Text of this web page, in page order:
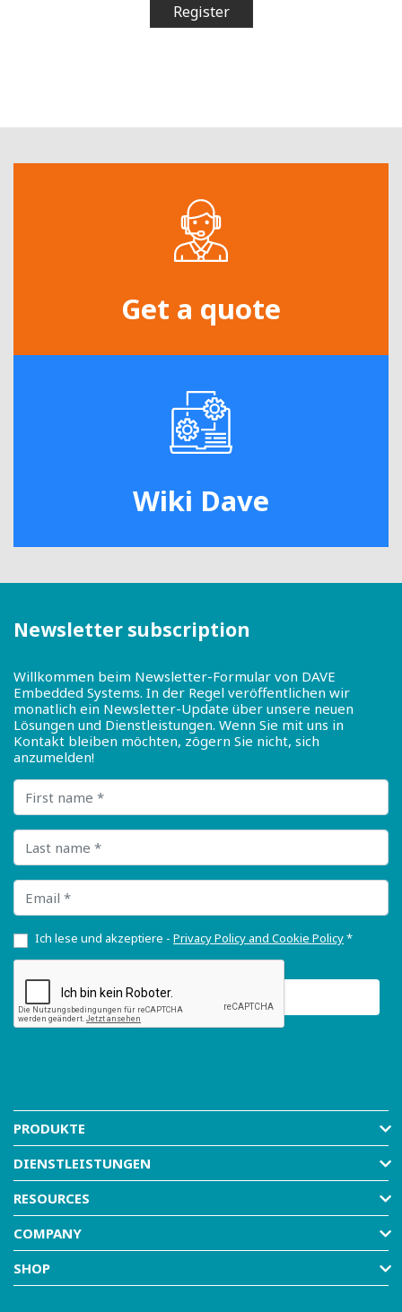
Get a quote
Wiki Dave
Newsletter subscription
Willkommen beim Newsletter-Formular von DAVE
Embedded Systems. In der Regel veröffentlichen wir
monatlich ein Newsletter-Update über unsere neuen
Lösungen und Dienstleistungen. Wenn Sie mit uns in
Kontakt bleiben möchten, zögern Sie nicht, sich
anzumelden!
First name
Last name
Email
Ich lese und akzeptiere - Privacy Policy and Cookie Policy*
PRODUKTE
DIENSTLEISTUNGEN
RESOURCES
COMPANY
SHOP